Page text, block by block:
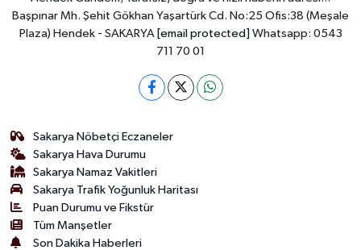
Başpınar Mh. Şehit Gökhan Yaşartürk Cd. No:25 Ofis:38 (Meşale
Plaza) Hendek - SAKARYA [email protected] Whatsapp: 0543
711 70 01
Sakarya Nöbetçi Eczaneler
Sakarya Hava Durumu
Sakarya Namaz Vakitleri
Sakarya Trafik Yoğunluk Haritası
Puan Durumu ve Fikstür
Tüm Manşetler
Son Dakika Haberleri